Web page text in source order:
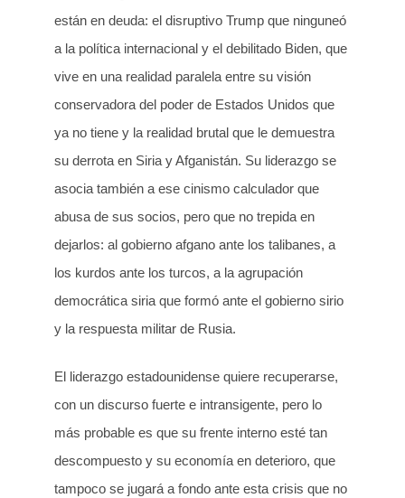
están en deuda: el disruptivo Trump que ninguneó
a la política internacional y el debilitado Biden, que
vive en una realidad paralela entre su visión
conservadora del poder de Estados Unidos que
ya no tiene y la realidad brutal que le demuestra
su derrota en Siria y Afganistán. Su liderazgo se
asocia también a ese cinismo calculador que
abusa de sus socios, pero que no trepida en
dejarlos: al gobierno afgano ante los talibanes, a
los kurdos ante los turcos, a la agrupación
democrática siria que formó ante el gobierno sirio
y la respuesta militar de Rusia.
El liderazgo estadounidense quiere recuperarse,
con un discurso fuerte e intransigente, pero lo
más probable es que su frente interno esté tan
descompuesto y su economía en deterioro, que
tampoco se jugará a fondo ante esta crisis que no